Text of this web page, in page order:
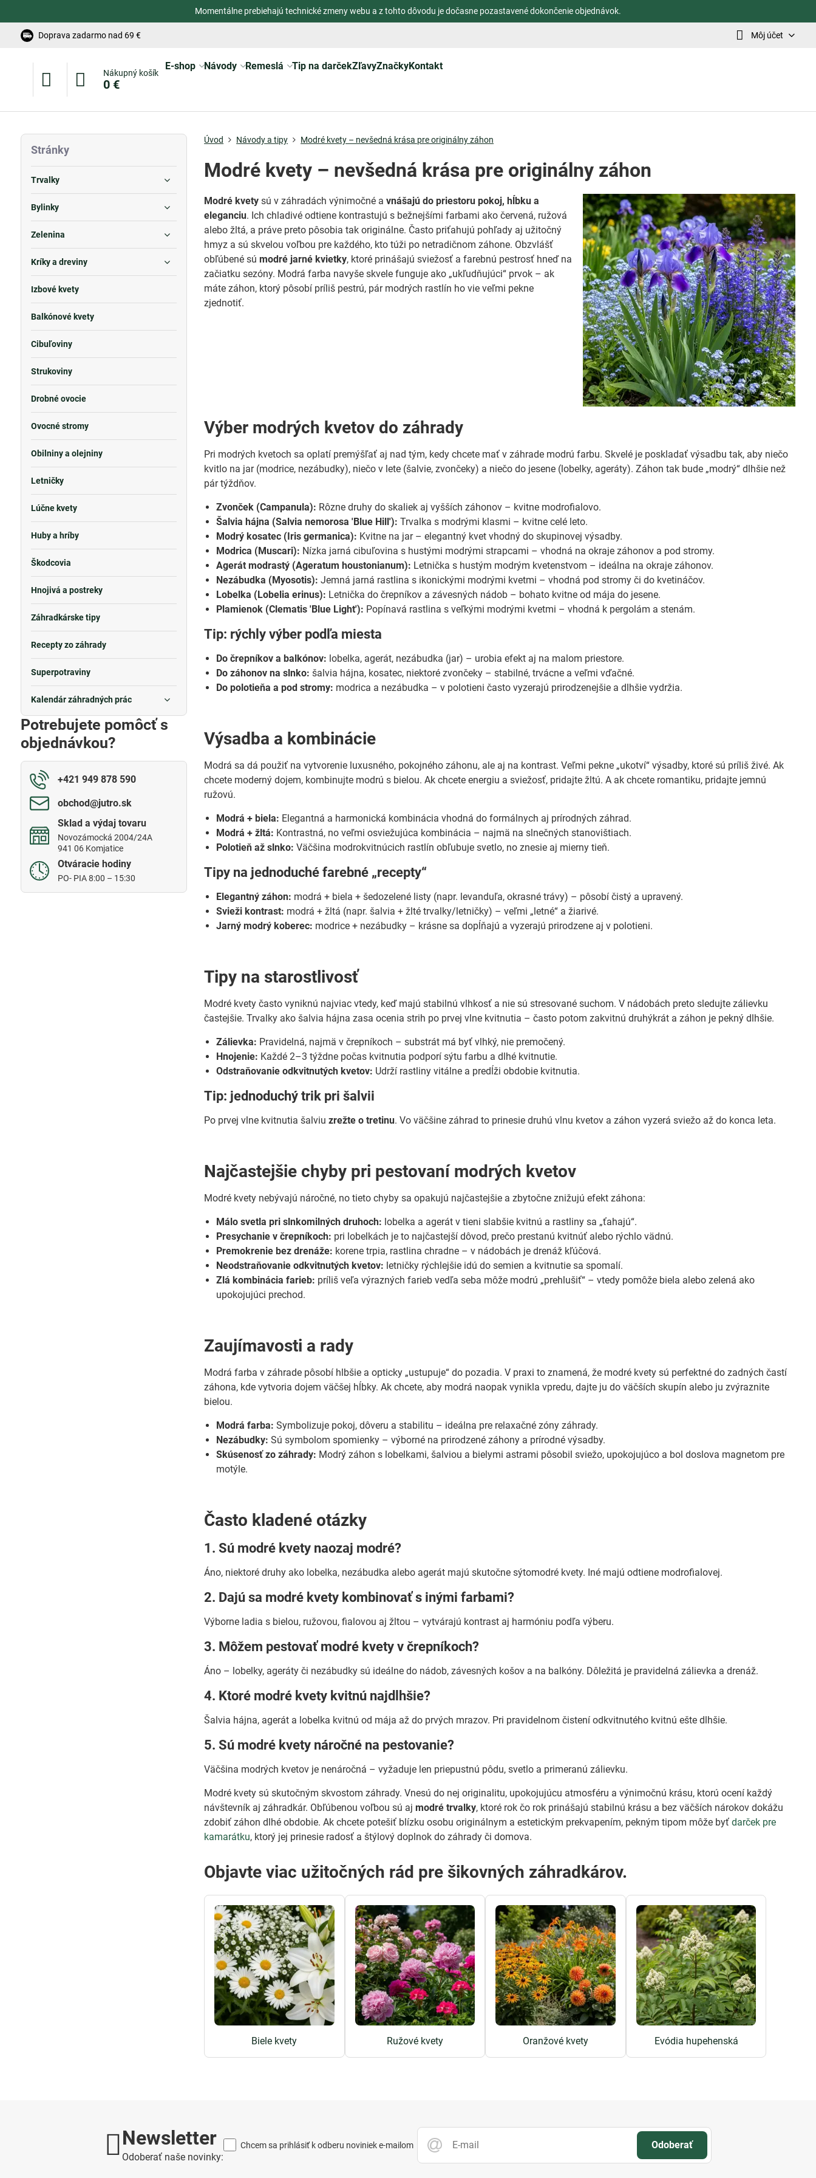
Momentálne prebiehajú technické zmeny webu a z tohto dôvodu je dočasne pozastavené dokončenie objednávok.
Doprava zadarmo nad 69 € Môj účet
Nákupný košík
0 €
E-shop Návody Remeslá Tip na darčekZľavyZnačkyKontakt
Úvod Návody a tipy Modré kvety – nevšedná krása pre originálny záhon
Modré kvety – nevšedná krása pre originálny záhon
Modré kvety sú v záhradách výnimočné avnášajú do priestoru pokoj, hĺbku a
eleganciu. Ich chladivé odtiene kontrastujú s bežnejšími farbami ako červená, ružová
alebo žltá, a práve preto pôsobia tak originálne. Často priťahujú pohľady aj užitočný
hmyz a sú skvelou voľbou pre každého, kto túži po netradičnom záhone. Obzvlášť
obľúbené súmodré jarné kvietky, ktoré prinášajú sviežosť a farebnú pestrosť hneď na
začiatku sezóny. Modrá farba navyše skvele funguje ako „ukľudňujúci“ prvok – ak
máte záhon, ktorý pôsobí príliš pestrú, pár modrých rastlín ho vie veľmi pekne
zjednotiť.
Výber modrých kvetov do záhrady
Pri modrých kvetoch sa oplatí premýšľať aj nad tým, kedy chcete mať v záhrade modrú farbu. Skvelé je poskladať výsadbu tak, aby niečo
kvitlo na jar (modrice, nezábudky), niečo v lete (šalvie, zvončeky) a niečo do jesene (lobelky, ageráty). Záhon tak bude „modrý“ dlhšie než
pár týždňov.
Zvonček (Campanula): Rôzne druhy do skaliek aj vyšších záhonov – kvitne modrofialovo.
Šalvia hájna (Salvia nemorosa 'Blue Hill'): Trvalka s modrými klasmi – kvitne celé leto.
Modrý kosatec (Iris germanica): Kvitne na jar – elegantný kvet vhodný do skupinovej výsadby.
Modrica (Muscari): Nízka jarná cibuľovina s hustými modrými strapcami – vhodná na okraje záhonov a pod stromy.
Agerát modrastý (Ageratum houstonianum): Letnička s hustým modrým kvetenstvom – ideálna na okraje záhonov.
Nezábudka (Myosotis): Jemná jarná rastlina s ikonickými modrými kvetmi – vhodná pod stromy či do kvetináčov.
Lobelka (Lobelia erinus): Letnička do črepníkov a závesných nádob – bohato kvitne od mája do jesene.
Plamienok (Clematis 'Blue Light'): Popínavá rastlina s veľkými modrými kvetmi – vhodná k pergolám a stenám.
Tip: rýchly výber podľa miesta
Do črepníkov a balkónov: lobelka, agerát, nezábudka (jar) – urobia efekt aj na malom priestore.
Do záhonov na slnko: šalvia hájna, kosatec, niektoré zvončeky – stabilné, trvácne a veľmi vďačné.
Do polotieňa a pod stromy: modrica a nezábudka – v polotieni často vyzerajú prirodzenejšie a dlhšie vydržia.
Výsadba a kombinácie
Modrá sa dá použiť na vytvorenie luxusného, pokojného záhonu, ale aj na kontrast. Veľmi pekne „ukotví“ výsadby, ktoré sú príliš živé. Ak
chcete moderný dojem, kombinujte modrú s bielou. Ak chcete energiu a sviežosť, pridajte žltú. A ak chcete romantiku, pridajte jemnú
ružovú.
Modrá + biela: Elegantná a harmonická kombinácia vhodná do formálnych aj prírodných záhrad.
Modrá + žltá: Kontrastná, no veľmi osviežujúca kombinácia – najmä na slnečných stanovištiach.
Polotieň až slnko: Väčšina modrokvitnúcich rastlín obľubuje svetlo, no znesie aj mierny tieň.
Tipy na jednoduché farebné „recepty“
Elegantný záhon: modrá + biela + šedozelené listy (napr. levanduľa, okrasné trávy) – pôsobí čistý a upravený.
Svieži kontrast: modrá + žltá (napr. šalvia + žlté trvalky/letničky) – veľmi „letné“ a žiarivé.
Jarný modrý koberec: modrice + nezábudky – krásne sa dopĺňajú a vyzerajú prirodzene aj v polotieni.
Tipy na starostlivosť
Modré kvety často vyniknú najviac vtedy, keď majú stabilnú vlhkosť a nie sú stresované suchom. V nádobách preto sledujte zálievku
častejšie. Trvalky ako šalvia hájna zasa ocenia strih po prvej vlne kvitnutia – často potom zakvitnú druhýkrát a záhon je pekný dlhšie.
Zálievka: Pravidelná, najmä v črepníkoch – substrát má byť vlhký, nie premočený.
Hnojenie: Každé 2–3 týždne počas kvitnutia podporí sýtu farbu a dlhé kvitnutie.
Odstraňovanie odkvitnutých kvetov: Udrží rastliny vitálne a predĺži obdobie kvitnutia.
Tip: jednoduchý trik pri šalvii
Po prvej vlne kvitnutia šalviuzrežte o tretinu. Vo väčšine záhrad to prinesie druhú vlnu kvetov a záhon vyzerá sviežo až do konca leta.
Najčastejšie chyby pri pestovaní modrých kvetov
Modré kvety nebývajú náročné, no tieto chyby sa opakujú najčastejšie a zbytočne znižujú efekt záhona:
Málo svetla pri slnkomilných druhoch: lobelka a agerát v tieni slabšie kvitnú a rastliny sa „ťahajú“.
Presychanie v črepníkoch: pri lobelkách je to najčastejší dôvod, prečo prestanú kvitnúť alebo rýchlo vädnú.
Premokrenie bez drenáže: korene trpia, rastlina chradne – v nádobách je drenáž kľúčová.
Neodstraňovanie odkvitnutých kvetov: letničky rýchlejšie idú do semien a kvitnutie sa spomalí.
Zlá kombinácia farieb: príliš veľa výrazných farieb vedľa seba môže modrú „prehlušiť“ – vtedy pomôže biela alebo zelená ako
upokojujúci prechod.
Zaujímavosti a rady
Modrá farba v záhrade pôsobí hlbšie a opticky „ustupuje“ do pozadia. V praxi to znamená, že modré kvety sú perfektné do zadných častí
záhona, kde vytvoria dojem väčšej hĺbky. Ak chcete, aby modrá naopak vynikla vpredu, dajte ju do väčších skupín alebo ju zvýraznite
bielou.
Modrá farba: Symbolizuje pokoj, dôveru a stabilitu – ideálna pre relaxačné zóny záhrady.
Nezábudky: Sú symbolom spomienky – výborné na prirodzené záhony a prírodné výsadby.
Skúsenosť zo záhrady: Modrý záhon s lobelkami, šalviou a bielymi astrami pôsobil sviežo, upokojujúco a bol doslova magnetom pre
motýle.
Často kladené otázky
1. Sú modré kvety naozaj modré?
Áno, niektoré druhy ako lobelka, nezábudka alebo agerát majú skutočne sýtomodré kvety. Iné majú odtiene modrofialovej.
2. Dajú sa modré kvety kombinovať s inými farbami?
Výborne ladia s bielou, ružovou, fialovou aj žltou – vytvárajú kontrast aj harmóniu podľa výberu.
3. Môžem pestovať modré kvety v črepníkoch?
Áno – lobelky, ageráty či nezábudky sú ideálne do nádob, závesných košov a na balkóny. Dôležitá je pravidelná zálievka a drenáž.
4. Ktoré modré kvety kvitnú najdlhšie?
Šalvia hájna, agerát a lobelka kvitnú od mája až do prvých mrazov. Pri pravidelnom čistení odkvitnutého kvitnú ešte dlhšie.
5. Sú modré kvety náročné na pestovanie?
Väčšina modrých kvetov je nenáročná – vyžaduje len priepustnú pôdu, svetlo a primeranú zálievku.
Modré kvety sú skutočným skvostom záhrady. Vnesú do nej originalitu, upokojujúcu atmosféru a výnimočnú krásu, ktorú ocení každý
návštevník aj záhradkár. Obľúbenou voľbou sú ajmodré trvalky, ktoré rok čo rok prinášajú stabilnú krásu a bez väčších nárokov dokážu
zdobiť záhon dlhé obdobie. Ak chcete potešiť blízku osobu originálnym a estetickým prekvapením, pekným tipom môže byťdarček pre
kamarátku, ktorý jej prinesie radosť a štýlový doplnok do záhrady či domova.
Objavte viac užitočných rád pre šikovných záhradkárov.
Biele kvety Ružové kvety Oranžové kvety Evódia hupehenská
Stránky
Trvalky
Bylinky
Zelenina
Kríky a dreviny
Izbové kvety
Balkónové kvety
Cibuľoviny
Strukoviny
Drobné ovocie
Ovocné stromy
Obilniny a olejniny
Letničky
Lúčne kvety
Huby a hríby
Škodcovia
Hnojivá a postreky
Záhradkárske tipy
Recepty zo záhrady
Superpotraviny
Kalendár záhradných prác
Potrebujete pomôcť s
objednávkou?
+421 949 878 590
obchod​@jutro​.sk
Sklad a výdaj tovaru
Novozámocká 2004/24A
941 06 Komjatice
Otváracie hodiny
PO- PIA 8:00 – 15:30
Newsletter
Odoberať naše novinky:
Odoberať
Chcem sa prihlásiť k odberu noviniek e-mailom